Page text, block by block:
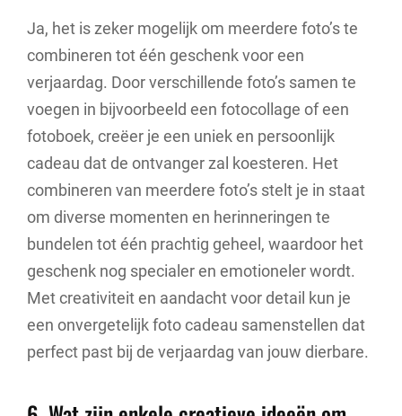
Ja, het is zeker mogelijk om meerdere foto’s te
combineren tot één geschenk voor een
verjaardag. Door verschillende foto’s samen te
voegen in bijvoorbeeld een fotocollage of een
fotoboek, creëer je een uniek en persoonlijk
cadeau dat de ontvanger zal koesteren. Het
combineren van meerdere foto’s stelt je in staat
om diverse momenten en herinneringen te
bundelen tot één prachtig geheel, waardoor het
geschenk nog specialer en emotioneler wordt.
Met creativiteit en aandacht voor detail kun je
een onvergetelijk foto cadeau samenstellen dat
perfect past bij de verjaardag van jouw dierbare.